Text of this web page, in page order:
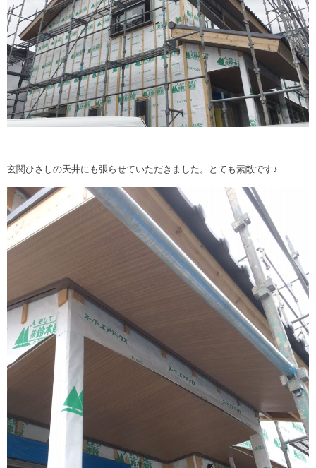
玄関ひさしの天井にも張らせていただきました。とても素敵です♪